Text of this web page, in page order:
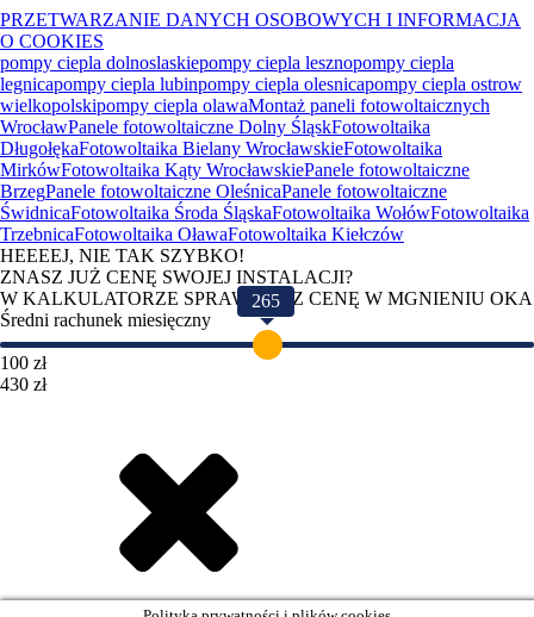
PRZETWARZANIE DANYCH OSOBOWYCH I INFORMACJA
O COOKIES
pompy ciepla dolnoslaskiepompy ciepla lesznopompy ciepla
legnicapompy ciepla lubinpompy ciepla olesnicapompy ciepla ostrow
wielkopolskipompy ciepla olawaMontaż paneli fotowoltaicznych
WrocławPanele fotowoltaiczne Dolny ŚląskFotowoltaika
DługołękaFotowoltaika Bielany WrocławskieFotowoltaika
MirkówFotowoltaika Kąty WrocławskiePanele fotowoltaiczne
BrzegPanele fotowoltaiczne OleśnicaPanele fotowoltaiczne
ŚwidnicaFotowoltaika Środa ŚląskaFotowoltaika WołówFotowoltaika
TrzebnicaFotowoltaika OławaFotowoltaika Kiełczów
HEEEEJ, NIE TAK SZYBKO!
ZNASZ JUŻ CENĘ SWOJEJ INSTALACJI?
W KALKULATORZE SPRAWDZISZ CENĘ W MGNIENIU OKA
Średni rachunek miesięczny
265
100 zł
430 zł